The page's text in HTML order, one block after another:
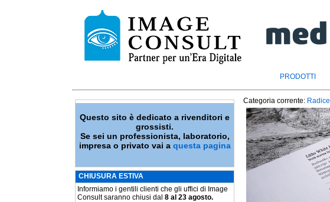
PRODOTTI
Questo sito è dedicato a rivenditori e
grossisti.
Se sei un professionista, laboratorio,
impresa o privato vai a questa pagina
CHIUSURA ESTIVA
Informiamo i gentili clienti che gli uffici di Image
Consult saranno chiusi dal 8 al 23 agosto.
Categoria corrente: Radice